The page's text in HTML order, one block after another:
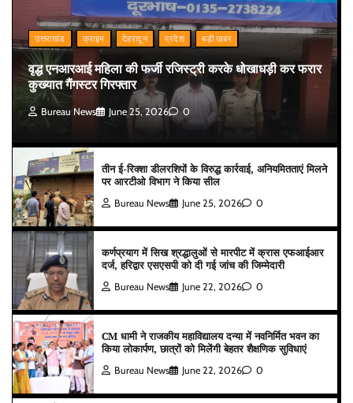
उत्तराखंड क्राइम देहरादून प्रदेश बड़ी खबर
वृद्ध एनआरआई महिला की फर्जी रजिस्ट्री करके धोखाधड़ी कर फरार
कुख्यात गैंगस्टर गिरफ्तार
Bureau News June 25, 2026 0
तीन ई-रिक्शा डीलरशिपों के विरुद्ध कार्रवाई, अनियमितताएं मिलने
पर आरटीओ विभाग ने किया सील
Bureau News June 25, 2026 0
कर्णप्रयाग में सिख श्रद्धालुओं से मारपीट में क्रास एफआईआर
दर्ज, हरिद्वार एसएसपी को दी गई जांच की जिम्मेदारी
Bureau News June 22, 2026 0
CM धामी ने राजकीय महाविद्यालय दन्या में नवनिर्मित भवन का
किया लोकार्पण, छात्रों को मिलेंगी बेहतर शैक्षणिक सुविधाएं
Bureau News June 22, 2026 0